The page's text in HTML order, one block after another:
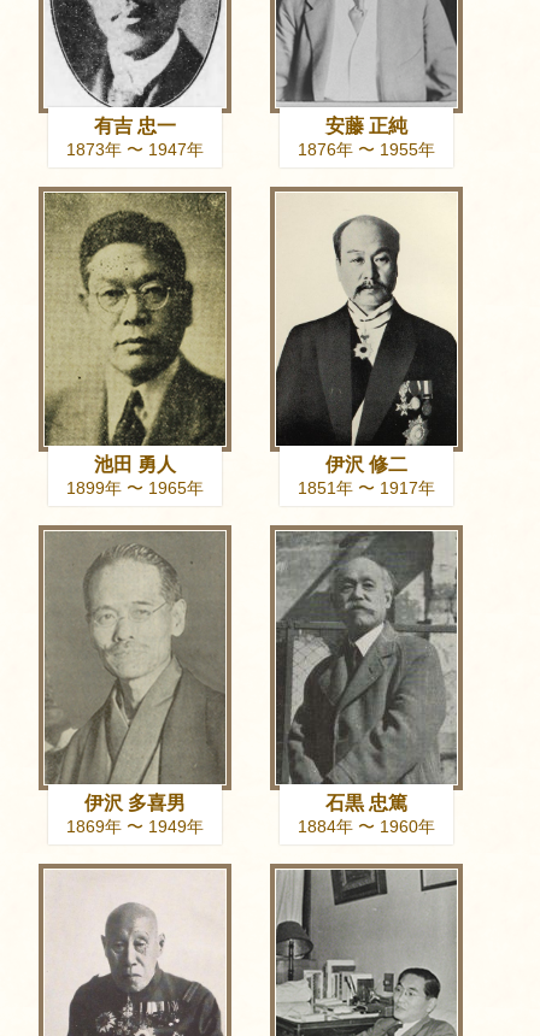
有吉 忠一
1873年 〜 1947年
安藤 正純
1876年 〜 1955年
池田 勇人
1899年 〜 1965年
伊沢 修二
1851年 〜 1917年
伊沢 多喜男
1869年 〜 1949年
石黒 忠篤
1884年 〜 1960年